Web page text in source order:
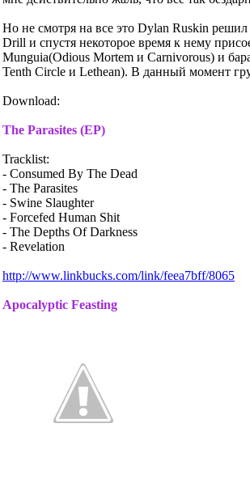
Но не смотря на все это Dylan Ruskin решил
Drill и спустя некоторое время к нему
Munguia(Odious Mortem и Carnivorous) и
Tenth Circle и Lethean). В данный момент
Download:
The Parasites (EP)
Tracklist:
- Consumed By The Dead
- The Parasites
- Swine Slaughter
- Forcefed Human Shit
- The Depths Of Darkness
- Revelation
http://www.linkbucks.com/link/feea7bff/8065
Apocalyptic Feasting